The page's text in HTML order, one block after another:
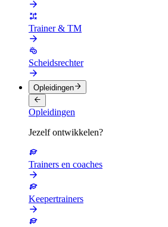
Trainer & TM
Scheidsrechter
Opleidingen
Opleidingen
Jezelf ontwikkelen?
Trainers en coaches
Keepertrainers